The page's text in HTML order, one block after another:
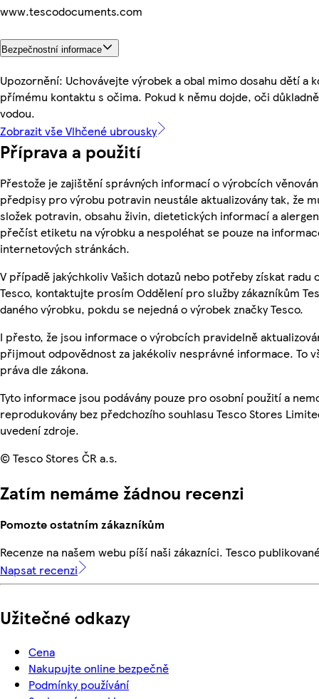
www.tescodocuments.com
Bezpečnostní informace
Upozornění: Uchovávejte výrobek a obal mimo dosahu dětí a
přímému kontaktu s očima. Pokud k němu dojde, oči
vodou.
Zobrazit vše Vlhčené ubrousky
Příprava a použití
Přestože je zajištění správných informací o výrobcích
předpisy pro výrobu potravin neustále aktualizovány tak, že
složek potravin, obsahu živin, dietetických informací a
přečíst etiketu na výrobku a nespoléhat se pouze na
internetových stránkách.
V případě jakýchkoliv Vašich dotazů nebo potřeby získat radu
Tesco, kontaktujte prosím Oddělení pro služby zákazníkům
daného výrobku, pokdu se nejedná o výrobek značky Tesco.
I přesto, že jsou informace o výrobcích pravidelně
přijmout odpovědnost za jakékoliv nesprávné informace. To
práva dle zákona.
Tyto informace jsou podávány pouze pro osobní použití a
reprodukovány bez předchozího souhlasu Tesco Stores
uvedení zdroje.
© Tesco Stores ČR a.s.
Zatím nemáme žádnou recenzi
Pomozte ostatním zákazníkům
Recenze na našem webu píší naši zákazníci. Tesco
Napsat recenzi
Užitečné odkazy
Cena
Nakupujte online bezpečně
Podmínky používání